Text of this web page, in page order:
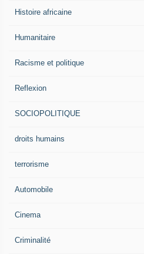
Histoire africaine
Humanitaire
Racisme et politique
Reflexion
SOCIOPOLITIQUE
droits humains
terrorisme
Automobile
Cinema
Criminalité